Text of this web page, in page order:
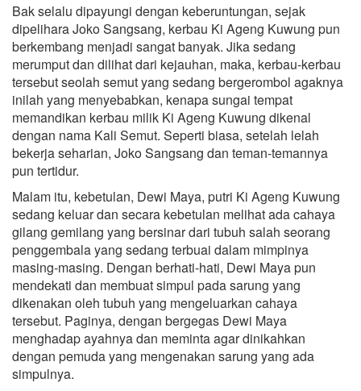
Bak selalu dipayungi dengan keberuntungan, sejak
dipelihara Joko Sangsang, kerbau Ki Ageng Kuwung pun
berkembang menjadi sangat banyak. Jika sedang
merumput dan dilihat dari kejauhan, maka, kerbau-kerbau
tersebut seolah semut yang sedang bergerombol agaknya
inilah yang menyebabkan, kenapa sungai tempat
memandikan kerbau milik Ki Ageng Kuwung dikenal
dengan nama Kali Semut. Seperti biasa, setelah lelah
bekerja seharian, Joko Sangsang dan teman-temannya
pun tertidur.
Malam itu, kebetulan, Dewi Maya, putri Ki Ageng Kuwung
sedang keluar dan secara kebetulan melihat ada cahaya
gilang gemilang yang bersinar dari tubuh salah seorang
penggembala yang sedang terbuai dalam mimpinya
masing-masing. Dengan berhati-hati, Dewi Maya pun
mendekati dan membuat simpul pada sarung yang
dikenakan oleh tubuh yang mengeluarkan cahaya
tersebut. Paginya, dengan bergegas Dewi Maya
menghadap ayahnya dan meminta agar dinikahkan
dengan pemuda yang mengenakan sarung yang ada
simpulnya.